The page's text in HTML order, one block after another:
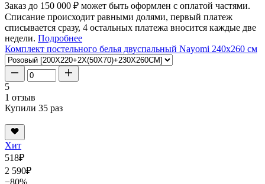
Заказ до 150 000 ₽ может быть оформлен с оплатой частями.
Списание происходит равными долями, первый платеж
списывается сразу, 4 остальных платежа вносится каждые две
недели. Подробнее
Комплект постельного белья двуспальный Nayomi 240x260 см
5
1 отзыв
Купили 35 раз
Хит
518₽
2 590₽